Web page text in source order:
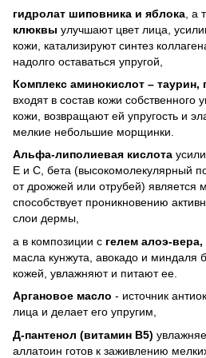
гидролат шиповника и яблока , а
клюквы улучшают цвет лица,
кожи, катализируют синтез
надолго оставаться упругой,
Комплекс аминокислот – таурин,
входят в состав кожи
кожи, возвращают ей упругость и
мелкие небольшие морщинки.
Альфа-липолиевая кислота
Е и С, бета (высокомолекулярный
от дрожжей или отрубей) является
способствует проникновению
слои дермы,
а в композиции с гелем алоэ-вера,
масла кунжута, авокадо и миндаля
кожей, увлажняют и питают ее.
Аргановое масло - источник
лица и делает его упругим,
Д-пантенол (витамин В5)
аллатоин готов к заживлению